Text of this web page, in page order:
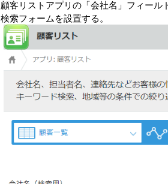
顧客リストアプリの「会社名」フィール
検索フォームを設置する。